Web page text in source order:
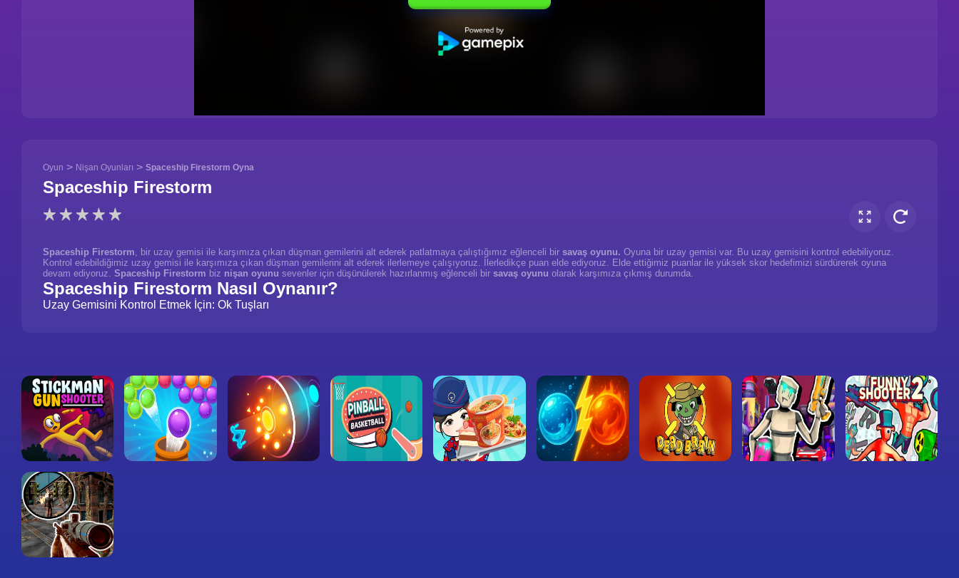
Oyun > Nişan Oyunları > Spaceship Firestorm Oyna
Spaceship Firestorm
Spaceship Firestorm, bir uzay gemisi ile karşımıza çıkan düşman gemilerini alt ederek patlatmaya çalıştığımız eğlenceli bir savaş oyunu. Oyuna bir uzay gemisi var. Bu uzay gemisini kontrol edebiliyoruz.
Kontrol edebildiğimiz uzay gemisi ile karşımıza çıkan düşman gemilerini alt ederek ilerlemeye çalışıyoruz. İlerledikçe puan elde ediyoruz. Elde ettiğimiz puanlar ile yüksek skor hedefimizi sürdürerek oyuna
devam ediyoruz. Spaceship Firestorm biz nişan oyunu sevenler için düşünülerek hazırlanmış eğlenceli bir savaş oyunu olarak karşımıza çıkmış durumda.
Spaceship Firestorm Nasıl Oynanır?
Uzay Gemisini Kontrol Etmek İçin: Ok Tuşları